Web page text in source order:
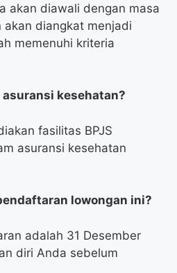
akan diawali dengan masa
akan diangkat menjadi
memenuhi kriteria
kesehatan?
fasilitas BPJS
asuransi kesehatan
lowongan ini?
adalah 31 Desember
diri Anda sebelum